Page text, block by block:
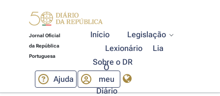
Jornal Oficial
da República
Portuguesa
Início
Legislação
Lexionário
Lia
Sobre o DR
Ajuda
O
meu
Diário